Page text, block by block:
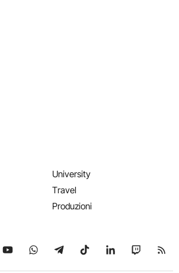
University
Travel
Produzioni
su X
Seguici su YouTube
Seguici su WhatsApp
Seguici su Telegram
Seguici su TikTok
Seguici su
Seguici